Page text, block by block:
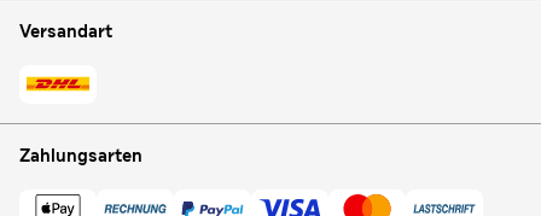
Versandart
Zahlungsarten